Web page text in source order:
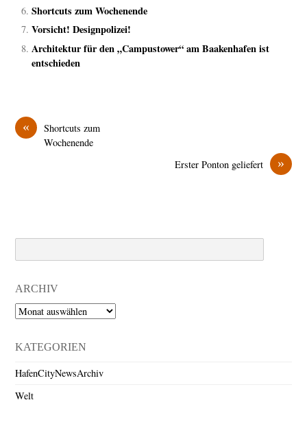
Shortcuts zum Wochenende
Vorsicht! Designpolizei!
Architektur für den „Campustower“ am Baakenhafen ist
entschieden
«
Shortcuts zum
Wochenende
»
Erster Ponton geliefert
ARCHIV
Archiv
KATEGORIEN
HafenCityNewsArchiv
Welt